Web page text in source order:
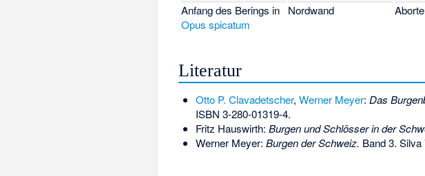
Anfang des Berings in
Opus spicatum
Nordwand
Literatur
Otto P. Clavadetscher, Werner Meyer: Das
ISBN 3-280-01319-4.
Fritz Hauswirth: Burgen und Schlösser in der
Werner Meyer: Burgen der Schweiz. Band 3. Silva